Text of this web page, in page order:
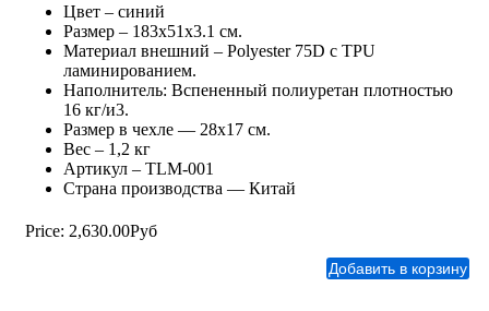
Цвет – синий
Размер – 183х51х3.1 см.
Материал внешний – Polyester 75D с TPU
ламинированием.
Наполнитель: Вспененный полиуретан плотностью
16 кг/и3.
Размер в чехле — 28х17 см.
Вес – 1,2 кг
Артикул – TLM-001
Страна производства — Китай
Price: 2,630.00Руб